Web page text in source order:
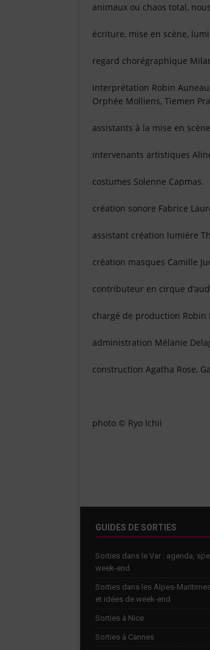
animaux ou chaos total,
écriture, mise en scène,
regard chorégraphique
interprétation Robin
Orphée Molliens, Tiemen
assistants à la mise en
intervenants artistiques
costumes Solenne Capmas.
création sonore Fabrice
assistant création lumière
création masques Camille
contributeur en cirque
chargé de production Robin
administration Mélanie
construction Agatha Rose,
photo © Ryo Ichii
GUIDES DE SORTIES
Sorties dans le Var : agenda,
week-end
Sorties dans les Alpes-
et idées de week-end
Sorties à Nice
Sorties à Cannes